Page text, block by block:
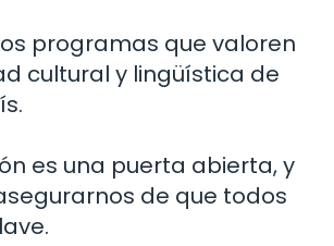
programas que valoren
cultural y lingüística de
es una puerta abierta, y
de que todos